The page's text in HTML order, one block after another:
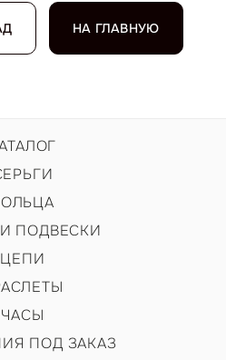
НА ГЛАВНУЮ
ПОДВЕСКИ
ЦЕПИ
ЧАСЫ
ПОД ЗАКАЗ